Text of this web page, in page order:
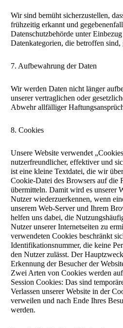
Wir sind bemüht sicherzustellen,
frühzeitig erkannt und
Datenschutzbehörde unter
Datenkategorien, die betroffen sind,
7. Aufbewahrung der Daten
Wir werden Daten nicht länger
unserer vertraglichen oder
Abwehr allfälliger
8. Cookies
Unsere Website verwendet
nutzerfreundlicher, effektiver und
ist eine kleine Textdatei, die wir
Cookie-Datei des Browsers auf die
übermitteln. Damit wird es unserer
Nutzer wiederzuerkennen, wenn
unserem Web-Server und Ihrem
helfen uns dabei, die
Nutzer unserer Internetseiten zu
verwendeten Cookies beschränkt
Identifikationsnummer, die keine
den Nutzer zulässt. Der
Erkennung der Besucher der
Zwei Arten von Cookies werden
Session Cookies: Das sind
Verlassen unserer Website in der
verweilen und nach Ende Ihres
werden.